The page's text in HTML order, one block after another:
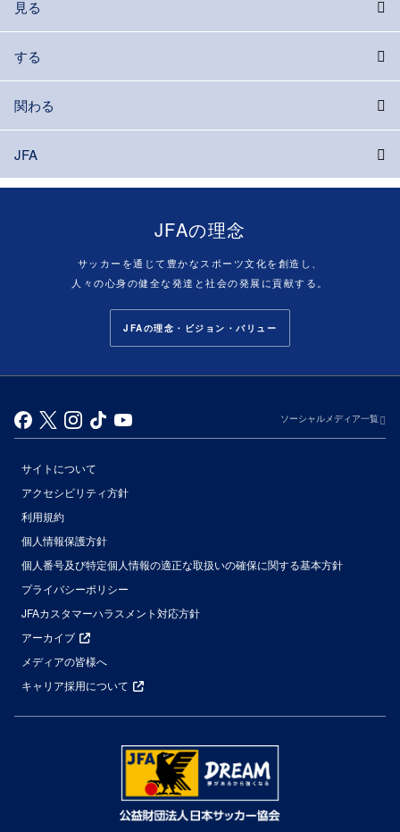
見る
する
関わる
JFA
JFAの理念
サッカーを通じて豊かなスポーツ文化を創造し、
人々の心身の健全な発達と社会の発展に貢献する。
JFAの理念・ビジョン・バリュー
ソーシャルメディア一覧
サイトについて
アクセシビリティ方針
利用規約
個人情報保護方針
個人番号及び特定個人情報の適正な取扱いの確保に関する基本方針
プライバシーポリシー
JFAカスタマーハラスメント対応方針
アーカイブ
メディアの皆様へ
キャリア採用について